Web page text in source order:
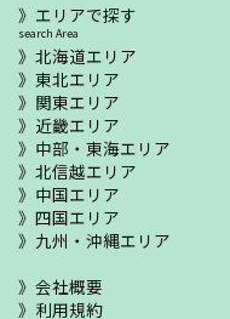
エリアで探す
search Area
北海道エリア
東北エリア
関東エリア
近畿エリア
中部・東海エリア
北信越エリア
中国エリア
四国エリア
九州・沖縄エリア
会社概要
利用規約